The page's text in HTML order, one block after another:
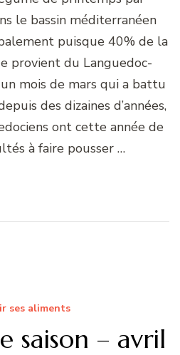
le bassin méditerranéen
puisque 40% de la
provient du Languedoc-
mois de mars qui a battu
des dizaines d’années,
ont cette année de
à faire pousser …
ses aliments
saison – avril